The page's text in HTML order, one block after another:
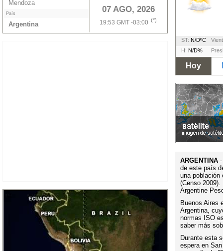
07 AGO, 2026
19:53 GMT -03:00 (*)
Mendoza
País
Argentina
ST: N/DºC
H: N/D%
Hoy
ARGENTINA
de este país
una población
(Censo
Argentine
Buenos Aires
Argentina,
normas ISO
saber más
Durante esta
espera en